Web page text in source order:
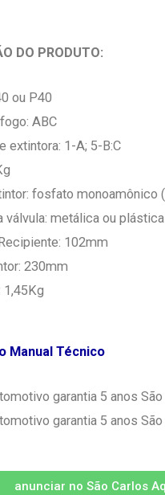
DO PRODUTO:
ou P40
ABC
extintora: 1-A; 5-B:C
fosfato monoamônico
válvula: metálica ou plástica
102mm
230mm
1,45Kg
Manual Técnico
garantia 5 anos São
garantia 5 anos São
anunciar no São Carlos